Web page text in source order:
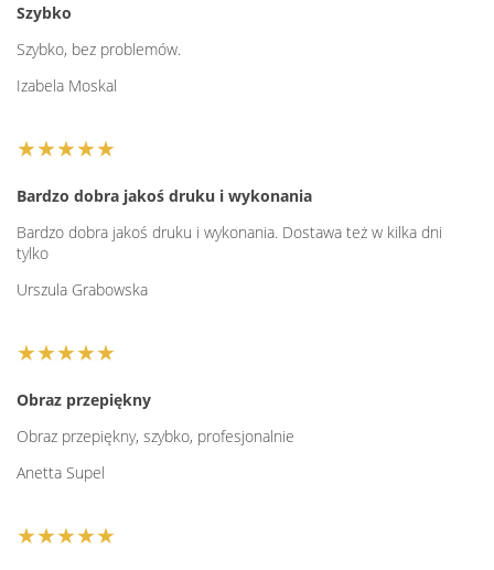
Szybko
Szybko, bez problemów.
Izabela Moskal
★★★★★
Bardzo dobra jakoś druku i wykonania
Bardzo dobra jakoś druku i wykonania. Dostawa też w kilka dni
tylko
Urszula Grabowska
★★★★★
Obraz przepiękny
Obraz przepiękny, szybko, profesjonalnie
Anetta Supel
★★★★★